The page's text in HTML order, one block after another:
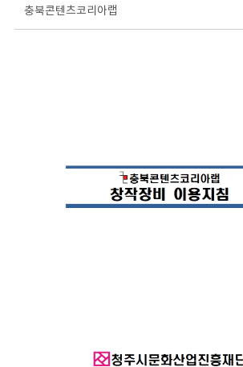
충북콘텐츠코리아랩